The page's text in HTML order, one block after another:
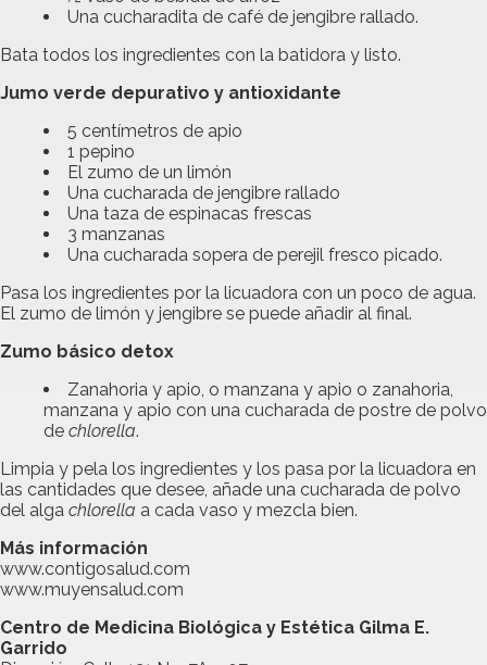
Una cucharadita de café de jengibre rallado.
Bata todos los ingredientes con la batidora y listo.
Jumo verde depurativo y antioxidante
5 centímetros de apio
1 pepino
El zumo de un limón
Una cucharada de jengibre rallado
Una taza de espinacas frescas
3 manzanas
Una cucharada sopera de perejil fresco picado.
Pasa los ingredientes por la licuadora con un poco de agua.
El zumo de limón y jengibre se puede añadir al final.
Zumo básico detox
Zanahoria y apio, o manzana y apio o zanahoria,
manzana y apio con una cucharada de postre de polvo
de chlorella.
Limpia y pela los ingredientes y los pasa por la licuadora en
las cantidades que desee, añade una cucharada de polvo
del alga chlorella a cada vaso y mezcla bien.
Más información
www.contigosalud.com
www.muyensalud.com
Centro de Medicina Biológica y Estética Gilma E.
Garrido